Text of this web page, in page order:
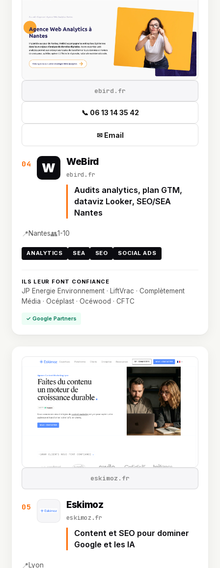
04 W WeBird
ebird.fr
Audits analytics, plan GTM,
dataviz Looker, SEO/SEA
Nantes
📍Nantes👥1-10
ANALYTICS SEA SEO SOCIAL ADS
ILS LEUR FONT CONFIANCE
JP Energie Environnement · LiftVrac · Complètement
Média · Océplast · Océwood · CFTC
✓ Google Partners
ebird.fr
📞 06 13 14 35 42
✉ Email
05 Eskimoz
eskimoz.fr
Content et SEO pour dominer
Google et les IA
📍Lyon
eskimoz.fr